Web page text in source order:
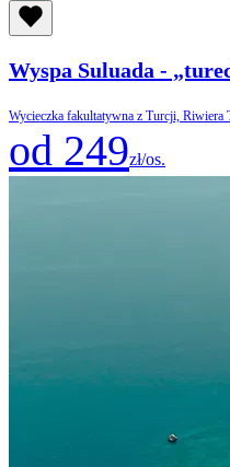
Wyspa Suluada -
Wycieczka fakultatywna z Turcji, Riwiera
od 249zł/os.